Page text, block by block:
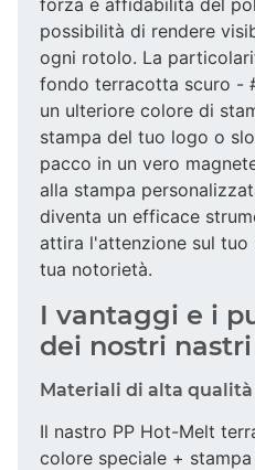
possibilità di rendere
ogni rotolo. La
fondo terracotta scuro -
un ulteriore colore di
stampa del tuo logo o
pacco in un vero
alla stampa
diventa un efficace
attira l'attenzione sul tuo
tua notorietà.
I vantaggi e i
dei nostri nastri
Materiali di alta qualità
Il nastro PP Hot-Melt
colore speciale +